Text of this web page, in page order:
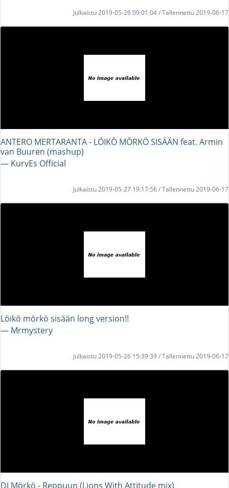
Julkaistu 2019-05-26 09:01:04 / Tallennettu 2019-06-17
ANTERO MERTARANTA - LÖIKÖ MÖRKÖ SISÄÄN feat. Armin
van Buuren (mashup)
― KurvEs Official
Julkaistu 2019-05-27 19:17:56 / Tallennettu 2019-06-17
Löikö mörkö sisään long version!!
― Mrmystery
Julkaistu 2019-05-26 15:39:39 / Tallennettu 2019-06-17
DJ Mörkö - Reppuun (Lions With Attitude mix)